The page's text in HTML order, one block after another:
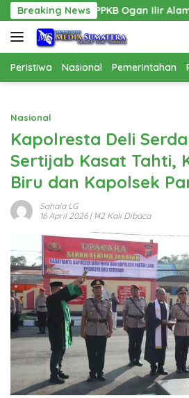
Langsung
ke
konten
Breaking News
Ogan Ilir Alami Kecelakaan
Peristiwa Nasional Pemerintahan
Nasional
Kapolresta Deli
Sertijab Kasat Tahti,
Biru dan Kapolsek
Sahala LG
16 April 2026| 142 Kali Dibaca